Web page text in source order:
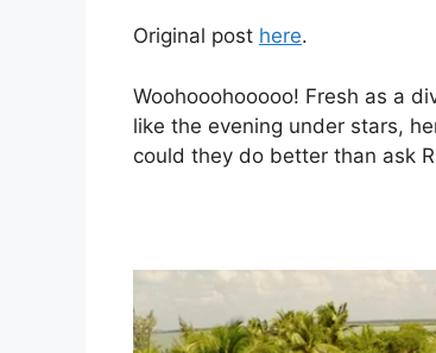
Original post here.
Woohooohooooo! Fresh as a
like the evening under stars,
could they do better than ask